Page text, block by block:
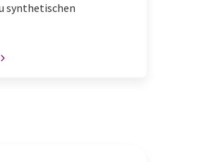
synthetischen